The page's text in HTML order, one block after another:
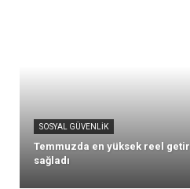
SOSYAL GÜVENLIK
Temmuzda en yüksek reel
sağladı